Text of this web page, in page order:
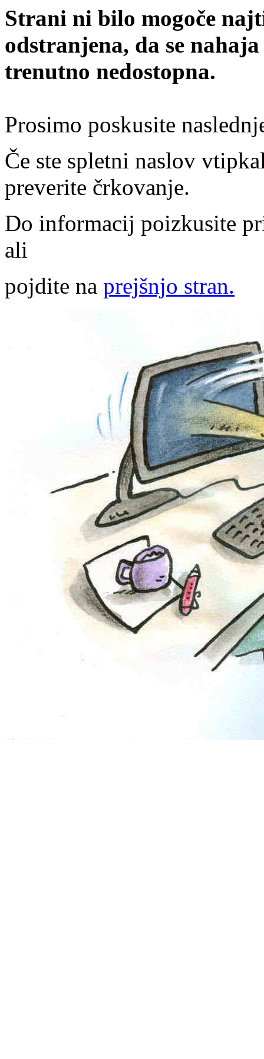
Strani ni bilo mogoče
odstranjena, da se
trenutno nedostopna.
Prosimo poskusite
Če ste spletni naslov
preverite črkovanje.
Do informacij poizkusite
ali
pojdite na prejšnjo stran.